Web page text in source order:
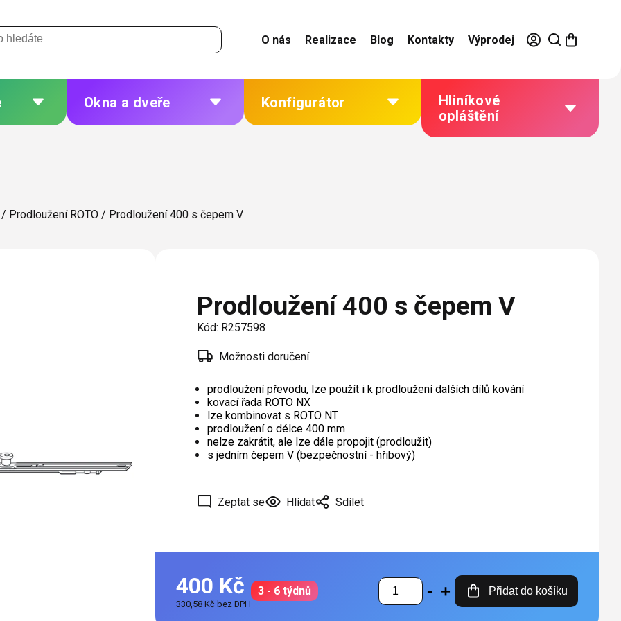
O nás Realizace Blog Kontakty Výprodej
Okna a dveře
Ocelová okna a dveře
Konfigurátor
Hliníkové
opláštění
/ Prodloužení ROTO / Prodloužení 400 s čepem V
Prodloužení 400 s čepem V
Kód: R257598
Možnosti doručení
prodloužení převodu, lze použít i k prodloužení dalších dílů kování
kovací řada ROTO NX
lze kombinovat s ROTO NT
prodloužení o délce 400 mm
nelze zakrátit, ale lze dále propojit (prodloužit)
s jedním čepem V (bezpečnostní - hřibový)
Zeptat se Hlídat Sdílet
400 Kč
330,58 Kč bez DPH
3 - 6 týdnů Přidat do košíku